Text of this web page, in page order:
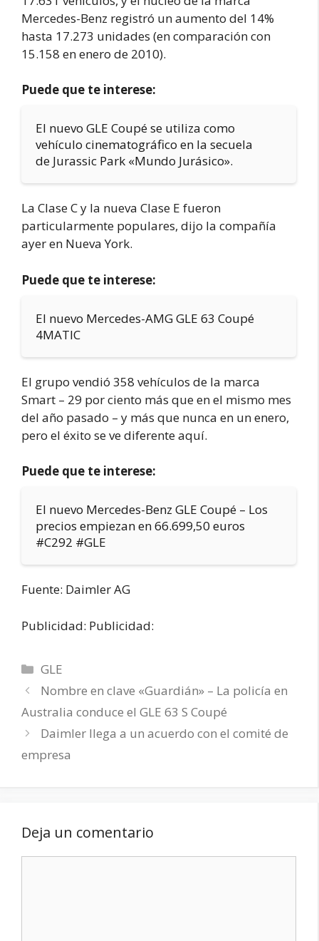
Mercedes-Benz registró un aumento del 14%
hasta 17.273 unidades (en comparación con
15.158 en enero de 2010).
Puede que te interese:
El nuevo GLE Coupé se utiliza como
vehículo cinematográfico en la secuela
de Jurassic Park «Mundo Jurásico».
La Clase C y la nueva Clase E fueron
particularmente populares, dijo la compañía
ayer en Nueva York.
Puede que te interese:
El nuevo Mercedes-AMG GLE 63 Coupé
4MATIC
El grupo vendió 358 vehículos de la marca
Smart – 29 por ciento más que en el mismo mes
del año pasado – y más que nunca en un enero,
pero el éxito se ve diferente aquí.
Puede que te interese:
El nuevo Mercedes-Benz GLE Coupé – Los
precios empiezan en 66.699,50 euros
#C292 #GLE
Fuente: Daimler AG
Publicidad: Publicidad:
Categorías
GLE
Nombre en clave «Guardián» – La policía en
Australia conduce el GLE 63 S Coupé
Daimler llega a un acuerdo con el comité de
empresa
Deja un comentario